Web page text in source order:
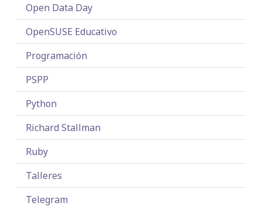
Open Data Day
OpenSUSE Educativo
Programación
PSPP
Python
Richard Stallman
Ruby
Talleres
Telegram